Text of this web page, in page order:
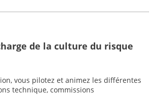
de la culture du risque
vous pilotez et animez les différentes
technique, commissions